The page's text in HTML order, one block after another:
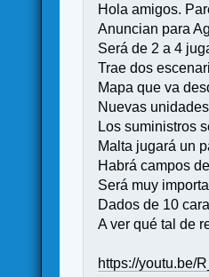
Hola amigos.
Anuncian para
Será de 2 a 4
Trae dos
Mapa que va
Nuevas
Los suministros
Malta jugará un
Habrá campos
Será muy
Dados de 10
A ver qué tal de
https://youtu.be/